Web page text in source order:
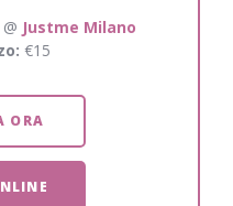
Justme Milano
€15
ORA